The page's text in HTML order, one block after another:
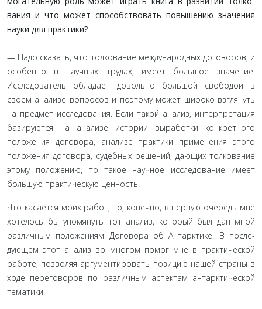
вания и что может способствовать повышению значения
науки для практики?
— Надо сказать, что толкование международных догово­ров, и
особенно в научных трудах, имеет большое значение.
Исследователь обладает довольно большой свободой в
своем анализе вопросов и поэтому может широко взглянуть
на пред­мет исследования. Если такой анализ, интерпретация
базиру­ются на анализе истории выработки конкретного
положения договора, анализе практики применения этого
положения договора, судебных решений, дающих толкование
этому по­ложению, то такое научное исследование имеет
большую прак­тическую ценность.
Что касается моих работ, то, конечно, в первую очередь мне
хотелось бы упомянуть тот анализ, который был дан мной
различным положениям Договора об Антарктике. В после­
дующем этот анализ во многом помог мне в практической
работе, позволяя аргументировать позицию нашей страны в
ходе переговоров по различным аспектам антарктической
тематики.